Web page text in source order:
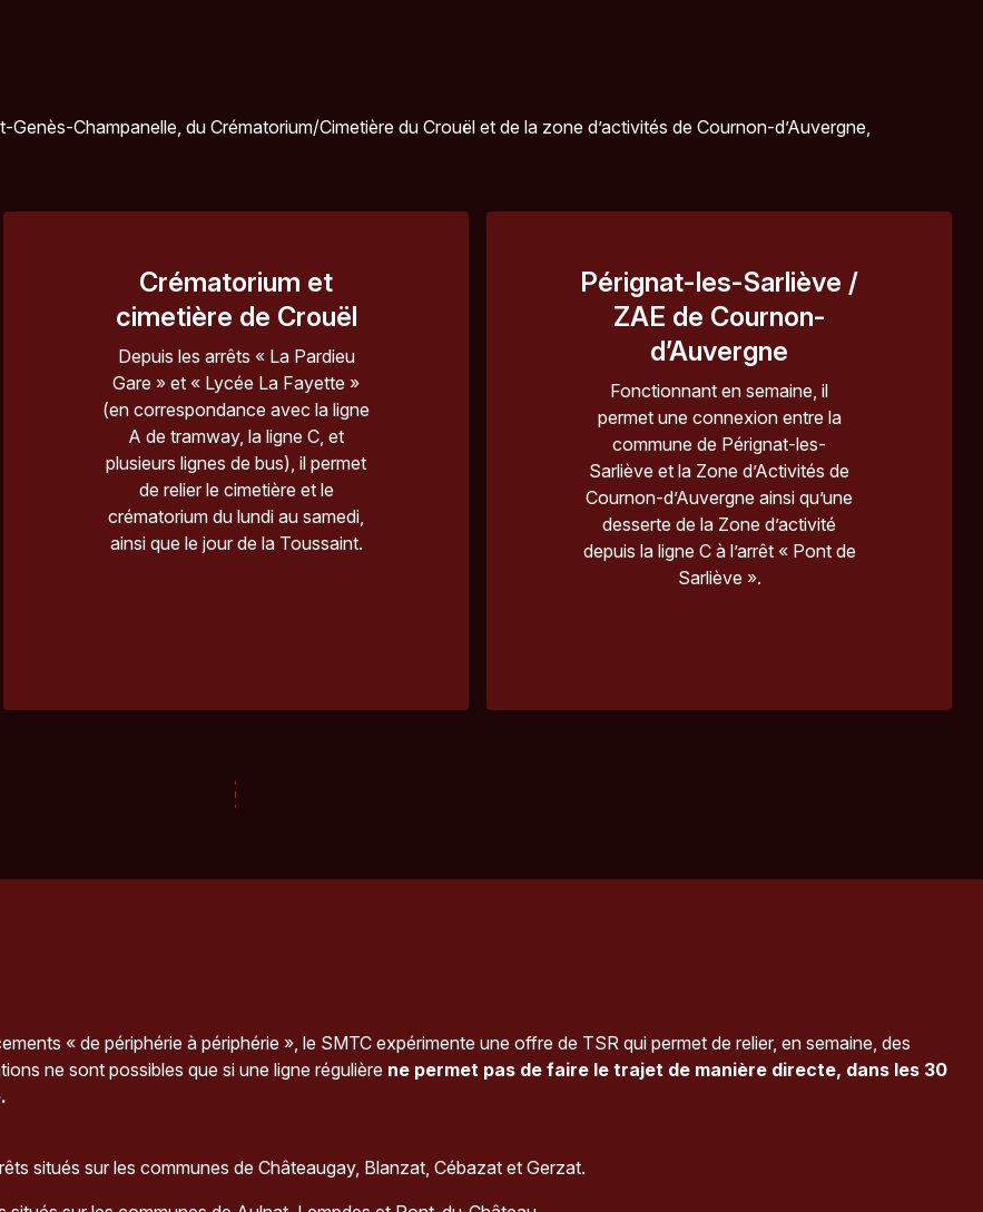
Genès-Champanelle, du Crématorium/Cimetière du Crouël et de la zone d’activités de Cournon-d’Auvergne,
Crématorium et
cimetière de Crouël
Depuis les arrêts « La Pardieu
Gare » et « Lycée La Fayette »
(en correspondance avec la ligne
A de tramway, la ligne C, et
plusieurs lignes de bus), il permet
de relier le cimetière et le
crématorium du lundi au samedi,
ainsi que le jour de la Toussaint.
Pérignat-les-Sarliève /
ZAE de Cournon-
d’Auvergne
Fonctionnant en semaine, il
permet une connexion entre la
commune de Pérignat-les-
Sarliève et la Zone d’Activités de
Cournon-d’Auvergne ainsi qu’une
desserte de la Zone d’activité
depuis la ligne C à l’arrêt « Pont de
Sarliève ».
« de périphérie à périphérie », le SMTC expérimente une offre de TSR qui permet de relier, en semaine, des
ne sont possibles que si une ligne régulière ne permet pas de faire le trajet de manière directe, dans les 30
situés sur les communes de Châteaugay, Blanzat, Cébazat et Gerzat.